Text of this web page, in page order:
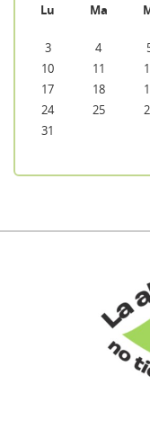
Lu Ma
3
4
10
11
17
18
24
25
31